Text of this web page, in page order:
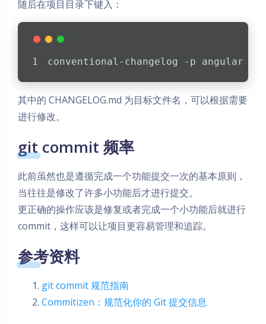
随后在项目目录下键入：
conventional-changelog -p angular -i
其中的 CHANGELOG.md 为目标文件名，可以根据需要
进行修改。
git commit 频率
此前虽然也是遵循完成一个功能提交一次的基本原则，
当往往是修改了许多小功能后才进行提交。
更正确的操作应该是修复或者完成一个小功能后就进行
commit，这样可以让项目更容易管理和追踪。
参考资料
git commit 规范指南
Commitizen：规范化你的 Git 提交信息